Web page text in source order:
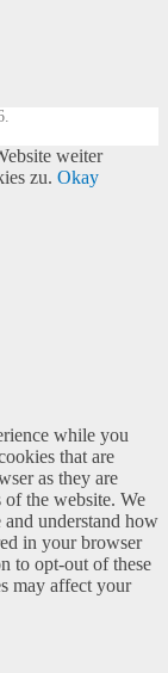
weiter
zu. Okay
while you
that are
as they are
the website. We
understand how
in your browser
to opt-out of these
may affect your